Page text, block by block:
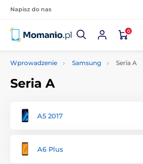
Napisz do nas
0
Wprowadzenie Samsung Seria A
Seria A
A5 2017
A6 Plus